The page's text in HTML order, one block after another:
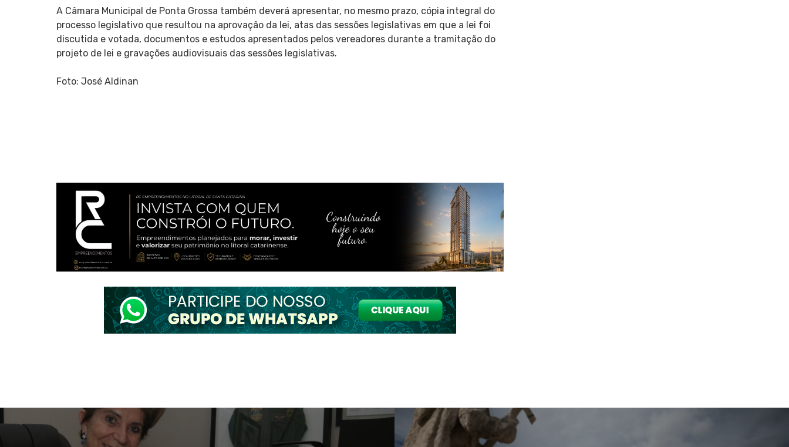
A Câmara Municipal de Ponta Grossa também deverá apresentar, no mesmo prazo, cópia integral do
processo legislativo que resultou na aprovação da lei, atas das sessões legislativas em que a lei foi
discutida e votada, documentos e estudos apresentados pelos vereadores durante a tramitação do
projeto de lei e gravações audiovisuais das sessões legislativas.
Foto: José Aldinan